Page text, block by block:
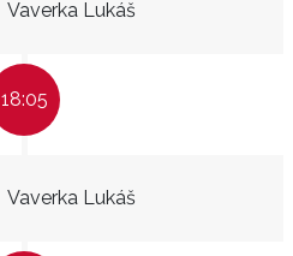
Vaverka Lukáš
18:05
Vaverka Lukáš